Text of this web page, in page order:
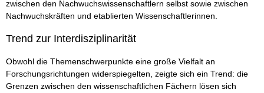
zwischen den Nachwuchswissenschaftlern selbst sowie zwischen
Nachwuchskräften und etablierten Wissenschaftlerinnen.
Trend zur Interdisziplinarität
Obwohl die Themenschwerpunkte eine große Vielfalt an
Forschungsrichtungen widerspiegelten, zeigte sich ein Trend: die
Grenzen zwischen den wissenschaftlichen Fächern lösen sich